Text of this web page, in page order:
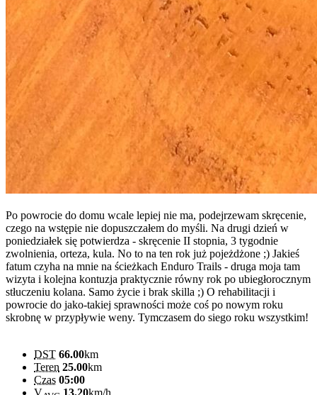
Po powrocie do domu wcale lepiej nie ma, podejrzewam skręcenie,
czego na wstępie nie dopuszczałem do myśli. Na drugi dzień w
poniedziałek się potwierdza - skręcenie II stopnia, 3 tygodnie
zwolnienia, orteza, kula. No to na ten rok już pojeżdżone ;) Jakieś
fatum czyha na mnie na ścieżkach Enduro Trails - druga moja tam
wizyta i kolejna kontuzja praktycznie równy rok po ubiegłorocznym
stłuczeniu kolana. Samo życie i brak skilla ;) O rehabilitacji i
powrocie do jako-takiej sprawności może coś po nowym roku
skrobnę w przypływie weny. Tymczasem do siego roku wszystkim!
DST 66.00km
Teren 25.00km
Czas 05:00
V
13.20km/h